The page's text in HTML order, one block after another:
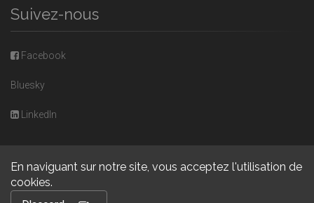
En naviguant sur notre site, vous acceptez l'utilisation de
cookies.
Suivez-nous
Facebook
Bluesky
LinkedIn